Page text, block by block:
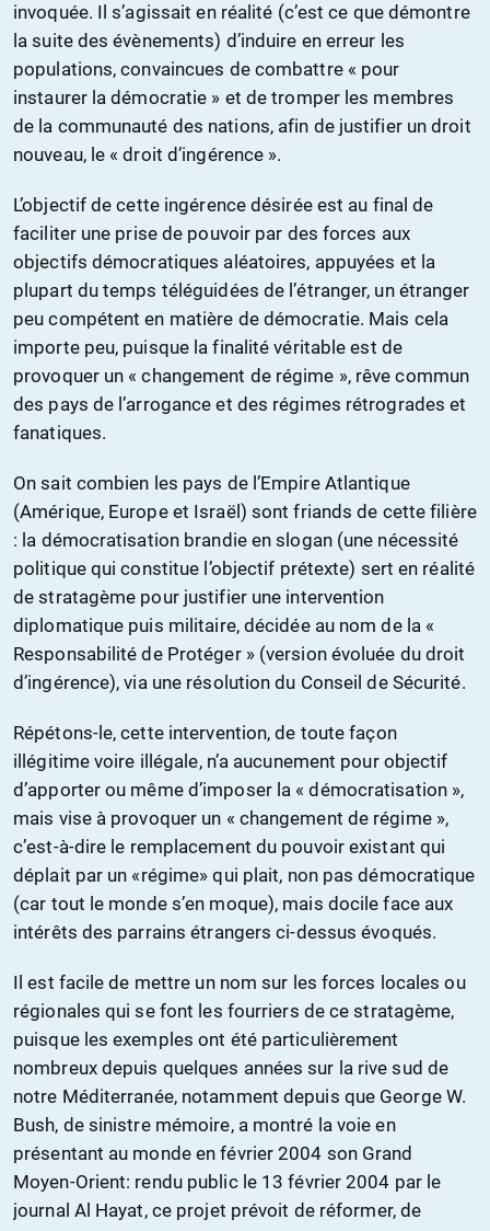
invoquée. Il s’agissait en réalité (c’est ce que démontre
la suite des évènements) d’induire en erreur les
populations, convaincues de combattre « pour
instaurer la démocratie » et de tromper les membres
de la communauté des nations, afin de justifier un droit
nouveau, le « droit d’ingérence ».
L’objectif de cette ingérence désirée est au final de
faciliter une prise de pouvoir par des forces aux
objectifs démocratiques aléatoires, appuyées et la
plupart du temps téléguidées de l’étranger, un étranger
peu compétent en matière de démocratie. Mais cela
importe peu, puisque la finalité véritable est de
provoquer un « changement de régime », rêve commun
des pays de l’arrogance et des régimes rétrogrades et
fanatiques.
On sait combien les pays de l’Empire Atlantique
(Amérique, Europe et Israël) sont friands de cette filière
: la démocratisation brandie en slogan (une nécessité
politique qui constitue l’objectif prétexte) sert en réalité
de stratagème pour justifier une intervention
diplomatique puis militaire, décidée au nom de la «
Responsabilité de Protéger » (version évoluée du droit
d’ingérence), via une résolution du Conseil de Sécurité.
Répétons-le, cette intervention, de toute façon
illégitime voire illégale, n’a aucunement pour objectif
d’apporter ou même d’imposer la « démocratisation »,
mais vise à provoquer un « changement de régime »,
c’est-à-dire le remplacement du pouvoir existant qui
déplait par un «régime» qui plait, non pas démocratique
(car tout le monde s’en moque), mais docile face aux
intérêts des parrains étrangers ci-dessus évoqués.
Il est facile de mettre un nom sur les forces locales ou
régionales qui se font les fourriers de ce stratagème,
puisque les exemples ont été particulièrement
nombreux depuis quelques années sur la rive sud de
notre Méditerranée, notamment depuis que George W.
Bush, de sinistre mémoire, a montré la voie en
présentant au monde en février 2004 son Grand
Moyen-Orient: rendu public le 13 février 2004 par le
journal Al Hayat, ce projet prévoit de réformer, de